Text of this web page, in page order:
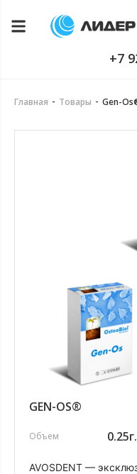
+7
Главная - Товары - Gen-
GEN-OS®
Объем
AVOSDENT —